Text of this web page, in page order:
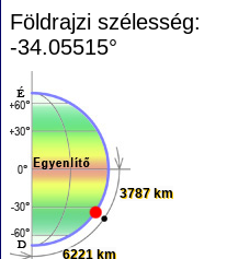
Földrajzi szélesség:
-34.05515°
6221 km
3787 km